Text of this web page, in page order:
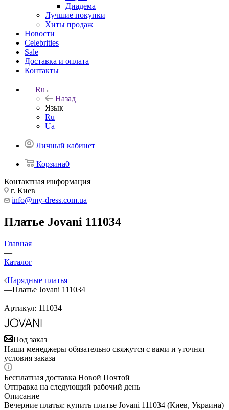
Диадема
Лучшие покупки
Хиты продаж
Новости
Celebrities
Sale
Доставка и оплата
Контакты
Ru
Назад
Язык
Ru
Ua
Личный кабинет
Корзина0
Контактная информация
г. Киев
info@my-dress.com.ua
Платье Jovani 111034
Главная
—
Каталог
—
Нарядные платья
—Платье Jovani 111034
Артикул: 111034
Под заказ
Наши менеджеры обязательно свяжутся с вами и уточнят
условия заказа
Бесплатная доставка Новой Почтой
Отправка на следующий рабочий день
Описание
Вечерние платья: купить платье Jovani 111034 (Киев, Украина)